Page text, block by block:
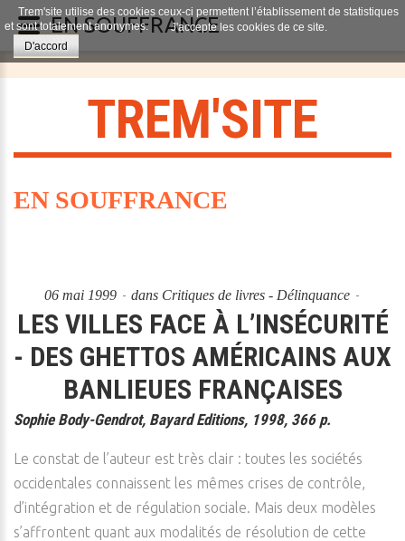
TREM'SITE
EN SOUFFRANCE
06 mai 1999 dans Critiques de livres - Délinquance
LES VILLES FACE À L’INSÉCURITÉ
- DES GHETTOS AMÉRICAINS AUX
BANLIEUES FRANÇAISES
Sophie Body-Gendrot, Bayard Editions, 1998, 366 p.
Le constat de l’auteur est très clair : toutes les sociétés
occidentales connaissent les mêmes crises de contrôle,
d’intégration et de régulation sociale. Mais deux modèles
s’affrontent quant aux modalités de résolution de cette
Trem'site utilise des cookies ceux-ci permettent l’établissement de statistiques
et sont totalement anonymes.
J'accepte les cookies de ce site.
D'accord
EN SOUFFRANCE